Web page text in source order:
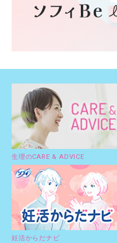
生理のCARE & ADVICE
妊活からだナビ